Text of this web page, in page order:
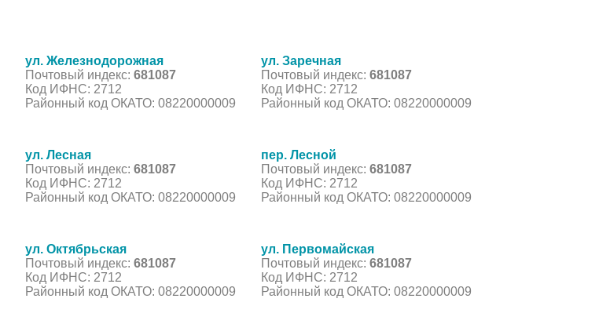
ул. Железнодорожная
Почтовый индекс: 681087
Код ИФНС: 2712
Районный код ОКАТО: 08220000009
ул. Заречная
Почтовый индекс: 681087
Код ИФНС: 2712
Районный код ОКАТО: 08220000009
ул. Лесная
Почтовый индекс: 681087
Код ИФНС: 2712
Районный код ОКАТО: 08220000009
пер. Лесной
Почтовый индекс: 681087
Код ИФНС: 2712
Районный код ОКАТО: 08220000009
ул. Октябрьская
Почтовый индекс: 681087
Код ИФНС: 2712
Районный код ОКАТО: 08220000009
ул. Первомайская
Почтовый индекс: 681087
Код ИФНС: 2712
Районный код ОКАТО: 08220000009